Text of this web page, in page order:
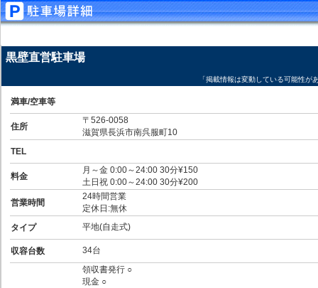
黒壁直営駐車場
「掲載情報は変動している可能性が
満車/空車等
住所
〒526-0058
滋賀県長浜市南呉服町10
TEL
料金
月～金 0:00～24:00 30分¥150
土日祝 0:00～24:00 30分¥200
営業時間
24時間営業
定休日:無休
タイプ
平地(自走式)
収容台数 34台
領収書発行 ○
現金 ○